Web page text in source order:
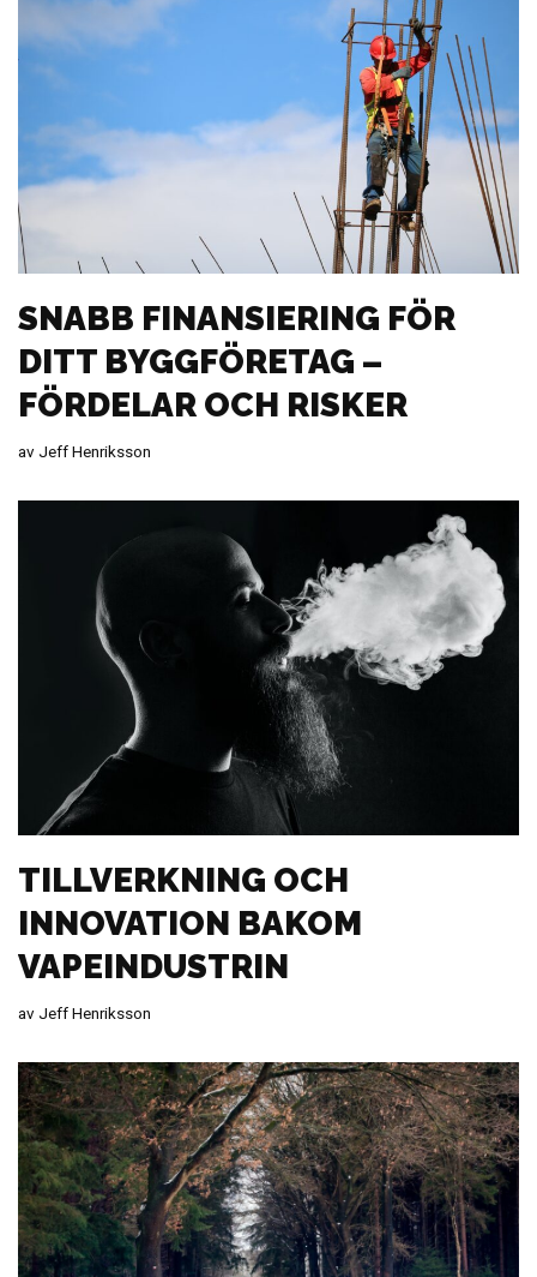
SNABB FINANSIERING FÖR
DITT BYGGFÖRETAG –
FÖRDELAR OCH RISKER
avJeff Henriksson
TILLVERKNING OCH
INNOVATION BAKOM
VAPEINDUSTRIN
avJeff Henriksson